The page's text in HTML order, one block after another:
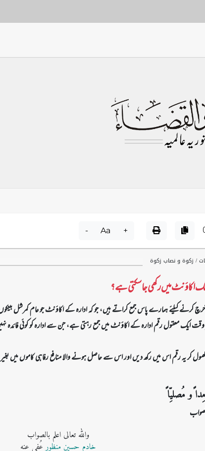
+
Aa
-
/ زکوۃ و نصاب زکوۃ
اکاؤنٹ میں رکھی جا سکتی ہے ؟
کرنے کیلئے ہمارے پاس جمع کراتے ہیں، جو کہ ادارہ کے اکاؤنٹ جو عام کمرشل
ایک معقول رقم ادارہ کے اکاؤنٹ میں جمع رہتی ہے، جن سے ادارہ کو کوئی فائدہ
کر یہ رقم اس میں رکھ دیں اور اس سے حاصل ہونے والا منافع رفاہی کاموں میں بغیر
ًو مُصلیِّا
واللہ تعالی اعلم بالصواب
خادم حسین منظورعُفی عنه